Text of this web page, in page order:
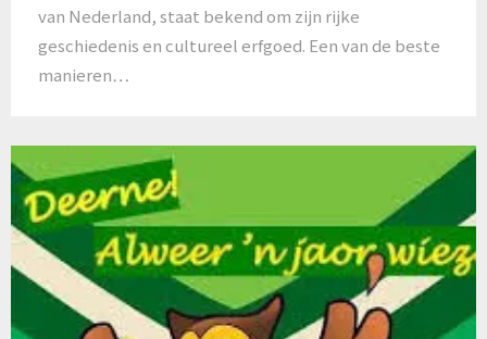
van Nederland, staat bekend om zijn rijke
geschiedenis en cultureel erfgoed. Een van de beste
manieren…